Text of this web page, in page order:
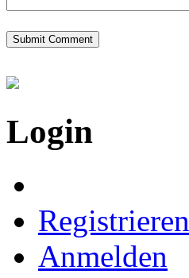
Login
Registrieren
Anmelden